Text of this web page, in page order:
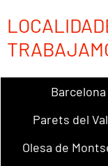
Barcelona
Parets del
Olesa de